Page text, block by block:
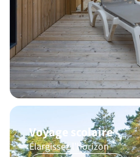
Voyage scolaire
Élargissez l’horizon